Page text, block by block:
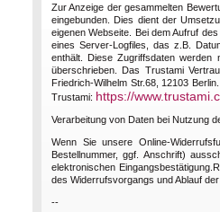
Zur Anzeige der gesammelten
eingebunden. Dies dient der
eigenen Webseite. Bei dem Aufruf
eines Server-Logfiles, das z.B.
enthält. Diese Zugriffsdaten werden
überschrieben. Das Trustami
Friedrich-Wilhelm Str.68, 12103
Trustami: https://
Verarbeitung von Daten bei Nutzung
Wenn Sie unsere Online-
Bestellnummer, ggf. Anschrift)
elektronischen
des Widerrufsvorgangs und Ablauf
--